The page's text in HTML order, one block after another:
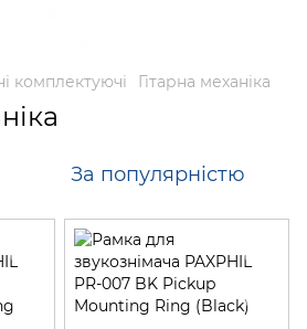
комплектуючі Гітарна механіка
За популярністю